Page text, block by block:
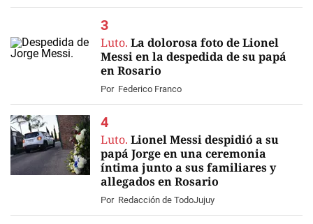
Luto. La dolorosa foto de Lionel
Messi en la despedida de su papá
en Rosario
Por Federico Franco
Luto. Lionel Messi despidió a su
papá Jorge en una ceremonia
íntima junto a sus familiares y
allegados en Rosario
Por Redacción de TodoJujuy